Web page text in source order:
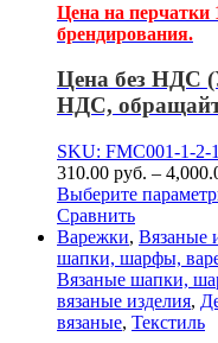
Цена на перчатки
брендирования.
Цена без НДС
НДС,
SKU: FMC001-1-2-
310.00 руб. –
Выберите
Сравнить
Варежки, Вязаные
шапки, шарфы,
Вязаные шапки,
вязаные изделия,
вязаные, Текстиль